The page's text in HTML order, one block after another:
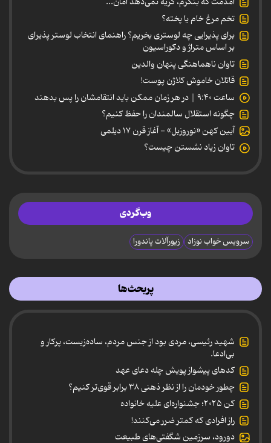
تخم مرغ خام یا پخته؟
برای پذیرایی چه لوستری بخریم؟ راهنمای انتخاب لوستر پذیرای
بر اساس متراژ و دکوراسیون
تاوان ناهماهنگی پنهان والدین
قاتلان خاموش کلاژن پوست!
ساعت ۹:۴۰ | در هر زمان ممکن باید انتقامشان را پس بدهند
چگونه استقلال سالمندان را حفظ کنیم؟
آیین کهن «نوروزبل» - آغاز قرن ۱۷ دیلمی
تاوان زیاد نشستن چیست؟
وب‌گردی
سرویس خواب نوزاد زیورآلات پاندورا
پربحث‌ها
شهید رئیسی، مردی بود از جنس مردم، ساده‌زیست، پرکار و
بی‌ادعا.
کدهای پیشواز پویش چله دعای عهد
چطور خودمان را از نظر ذهنی ۳۸ برابر قوی‌تر کنیم؟
کن ۲۰۲۵؛ جشنواره‌ای علیه خانواده
راز افرادی که کمتر ضرر می‌کنند!
دورود، سرزمین شگفتی‌های طبیعت